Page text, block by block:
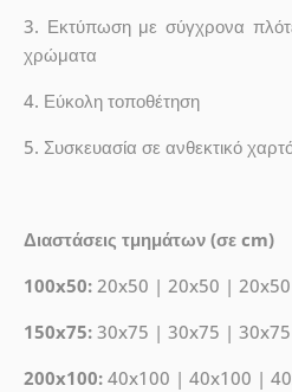
3. Εκτύπωση με σύγχρονα
χρώματα
4. Εύκολη τοποθέτηση
5. Συσκευασία σε ανθεκτικό
Διαστάσεις τμημάτων (σε cm)
100x50:20x50 | 20x50 |
150x75:30x75 | 30x75 |
200x100:40x100 | 40x100 |